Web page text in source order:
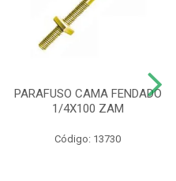
PARAFUSO CAMA FENDADO
1/4X100 ZAM
Código: 13730